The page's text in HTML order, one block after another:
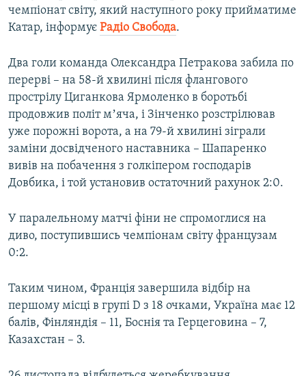
чемпіонат світу, який наступного року прийматиме
Катар, інформує Радіо Свобода.
Два голи команда Олександра Петракова забила по
перерві – на 58-й хвилині після флангового
прострілу Циганкова Ярмоленко в боротьбі
продовжив політ мʼяча, і Зінченко розстрілював
уже порожні ворота, а на 79-й хвилині зіграли
заміни досвідченого наставника – Шапаренко
вивів на побачення з голкіпером господарів
Довбика, і той установив остаточний рахунок 2:0.
У паралельному матчі фіни не спромоглися на
диво, поступившись чемпіонам світу французам
0:2.
Таким чином, Франція завершила відбір на
першому місці в групі D з 18 очками, Україна має 12
балів, Фінляндія – 11, Боснія та Герцеговина – 7,
Казахстан – 3.